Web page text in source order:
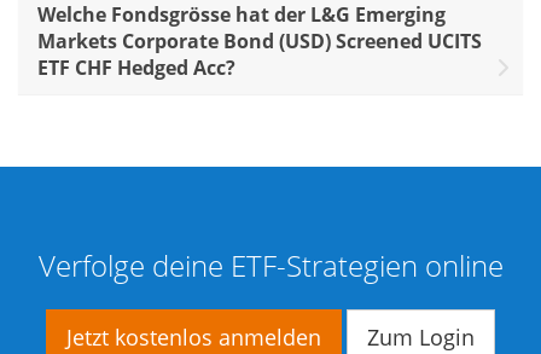
Welche Fondsgrösse hat der L&G Emerging
Markets Corporate Bond (USD) Screened UCITS
ETF CHF Hedged Acc?
Verfolge deine ETF-Strategien online
Jetzt kostenlos anmelden Zum Login